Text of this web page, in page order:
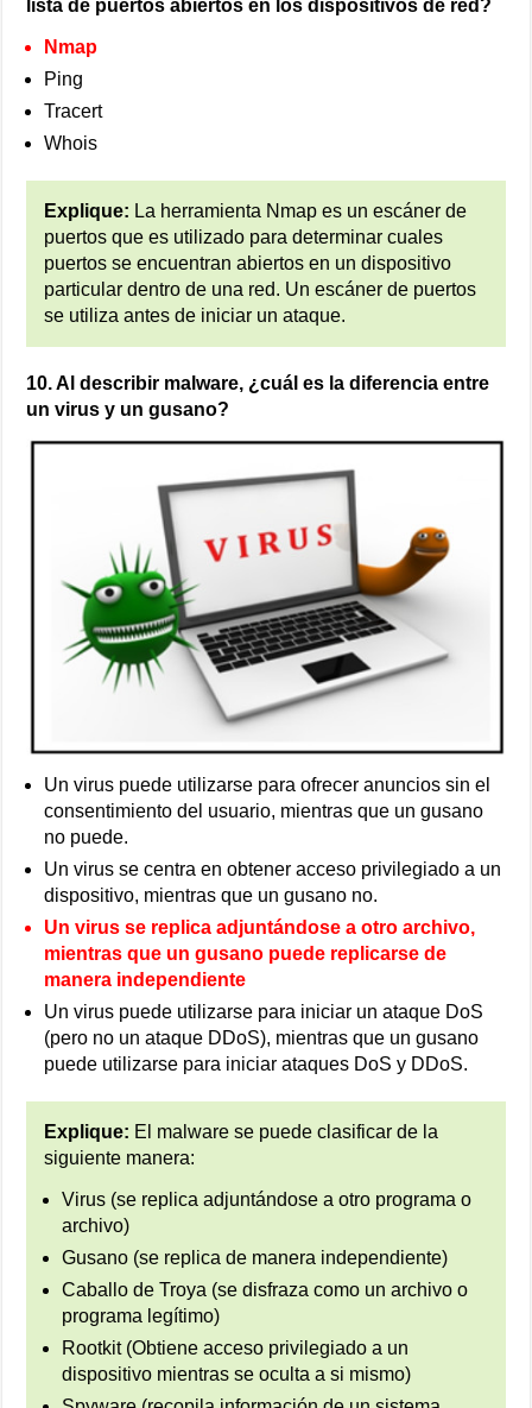
lista de puertos abiertos en los dispositivos de red?
Nmap
Ping
Tracert
Whois
Explique: La herramienta Nmap es un escáner de
puertos que es utilizado para determinar cuales
puertos se encuentran abiertos en un dispositivo
particular dentro de una red. Un escáner de puertos
se utiliza antes de iniciar un ataque.
10. Al describir malware, ¿cuál es la diferencia entre
un virus y un gusano?
Un virus puede utilizarse para ofrecer anuncios sin el
consentimiento del usuario, mientras que un gusano
no puede.
Un virus se centra en obtener acceso privilegiado a un
dispositivo, mientras que un gusano no.
Un virus se replica adjuntándose a otro archivo,
mientras que un gusano puede replicarse de
manera independiente
Un virus puede utilizarse para iniciar un ataque DoS
(pero no un ataque DDoS), mientras que un gusano
puede utilizarse para iniciar ataques DoS y DDoS.
Explique: El malware se puede clasificar de la
siguiente manera:
Virus (se replica adjuntándose a otro programa o
archivo)
Gusano (se replica de manera independiente)
Caballo de Troya (se disfraza como un archivo o
programa legítimo)
Rootkit (Obtiene acceso privilegiado a un
dispositivo mientras se oculta a si mismo)